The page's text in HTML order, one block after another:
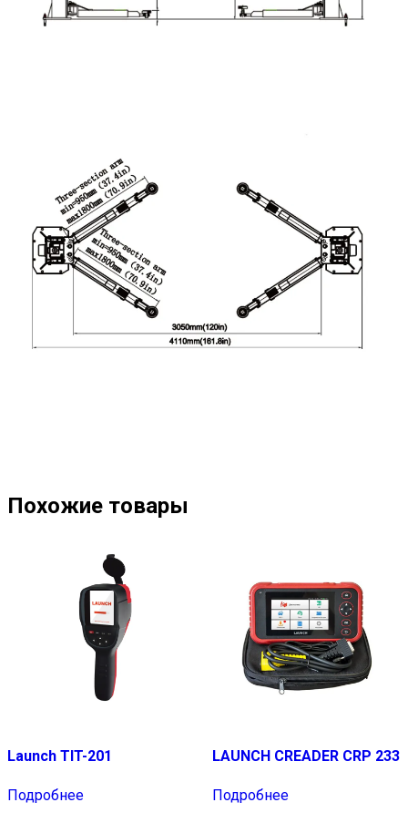
Похожие товары
Launch TIT-201
Подробнее
LAUNCH CREADER CRP 233
Подробнее